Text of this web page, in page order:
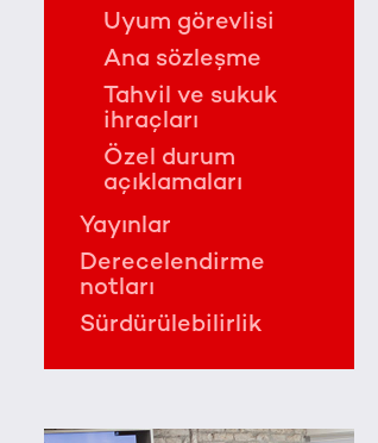
Uyum görevlisi
Ana sözleşme
Tahvil ve sukuk
ihraçları
Özel durum
açıklamaları
Yayınlar
Derecelendirme
notları
Sürdürülebilirlik